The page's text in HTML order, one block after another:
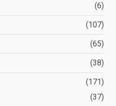
(6)
(107)
(65)
(38)
(171)
(37)